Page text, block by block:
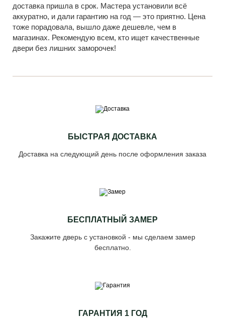
доставка пришла в срок. Мастера установили всё
аккуратно, и дали гарантию на год — это приятно. Цена
тоже порадовала, вышло даже дешевле, чем в
магазинах. Рекомендую всем, кто ищет качественные
двери без лишних заморочек!
БЫСТРАЯ ДОСТАВКА
Доставка на следующий день после оформления заказа
БЕСПЛАТНЫЙ ЗАМЕР
Закажите дверь с установкой - мы сделаем замер
бесплатно.
ГАРАНТИЯ 1 ГОД